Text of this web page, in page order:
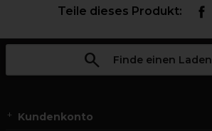
Teile dieses Produkt:
Finde einen Laden
Kundenkonto